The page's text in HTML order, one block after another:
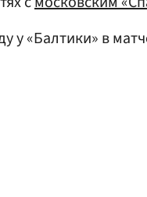
у «Балтики» в